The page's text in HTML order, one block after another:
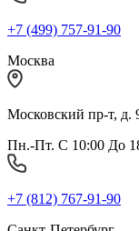
+7 (499) 757-91-90
Москва
Московский пр-т, д.
Пн.-Пт. С 10:00 До
+7 (812) 767-91-90